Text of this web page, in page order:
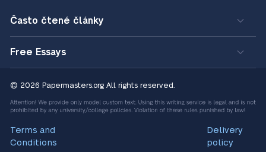
Často čtené články
Free Essays
© 2026 Papermasters.org All rights reserved.
Terms and
Conditions
Delivery
policy